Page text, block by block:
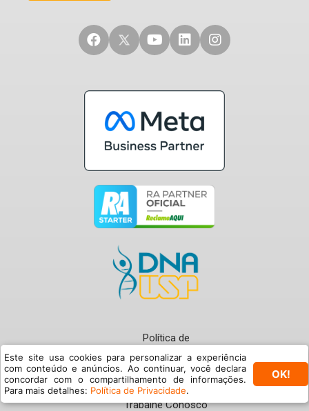
Política de
Privacidade
Termos de Uso
Trabalhe Conosco
© Buzzmonitor 2024
Este site usa cookies para personalizar a experiência
com conteúdo e anúncios. Ao continuar, você declara
concordar com o compartilhamento de informações.
Para mais detalhes: Política de Privacidade.
OK!